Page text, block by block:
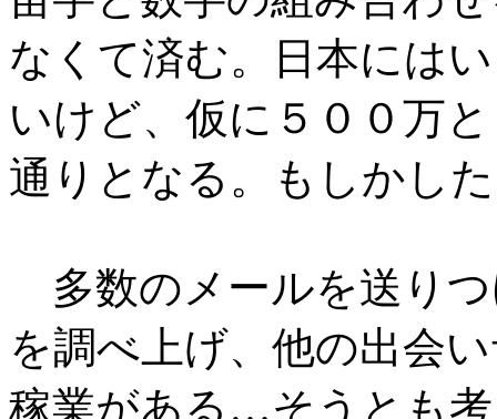
なくて済む。日本には
いけど、仮に５００万
通りとなる。もしかし
多数のメールを送り
を調べ上げ、他の出会
稼業がある…そうとも